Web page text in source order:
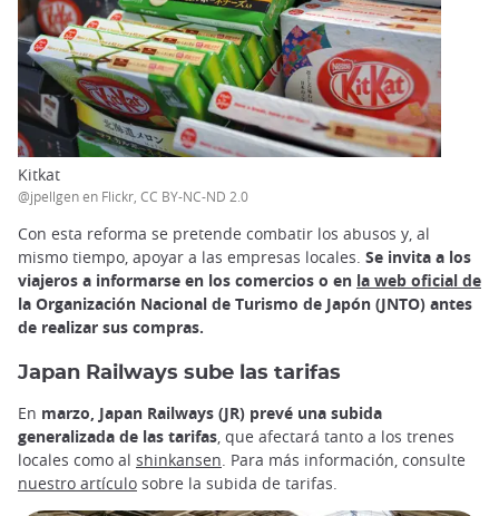
Kitkat
@jpellgen en Flickr, CC BY-NC-ND 2.0
Con esta reforma se pretende combatir los abusos y, al
mismo tiempo, apoyar a las empresas locales. Se invita a los
viajeros a informarse en los comercios o en la web oficial de
la Organización Nacional de Turismo de Japón (JNTO) antes
de realizar sus compras.
Japan Railways sube las tarifas
En marzo, Japan Railways (JR) prevé una subida
generalizada de las tarifas, que afectará tanto a los trenes
locales como al shinkansen. Para más información, consulte
nuestro artículo sobre la subida de tarifas.